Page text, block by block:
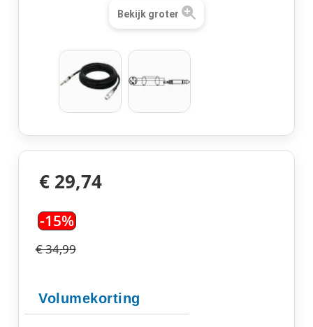
Bekijk groter
€ 29,74
-15%
€ 34,99
Volumekorting